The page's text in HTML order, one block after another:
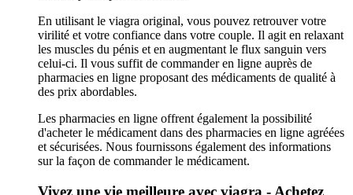
En utilisant le viagra original, vous pouvez retrouver votre
virilité et votre confiance dans votre couple. Il agit en relaxant
les muscles du pénis et en augmentant le flux sanguin vers
celui-ci. Il vous suffit de commander en ligne auprès de
pharmacies en ligne proposant des médicaments de qualité à
des prix abordables.
Les pharmacies en ligne offrent également la possibilité
d'acheter le médicament dans des pharmacies en ligne agréées
et sécurisées. Nous fournissons également des informations
sur la façon de commander le médicament.
Vivez une vie meilleure avec viagra - Achetez